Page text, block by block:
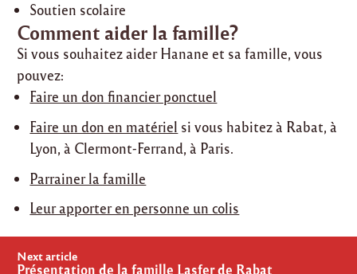
Soutien scolaire
Comment aider la famille?
Si vous souhaitez aider Hanane et sa famille, vous
pouvez:
Faire un don financier ponctuel
Faire un don en matériel si vous habitez à Rabat, à
Lyon, à Clermont-Ferrand, à Paris.
Parrainer la famille
Leur apporter en personne un colis
Post
Next article
Présentation de la famille Lasfer de Rabat